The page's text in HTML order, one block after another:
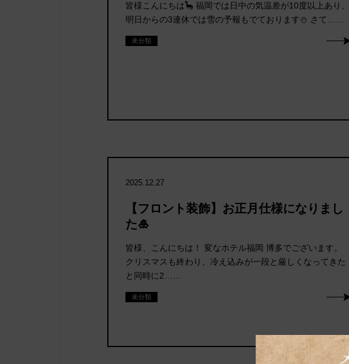
皆様こんにちは🦕 福岡では日中の気温差が10度以上あり、
明日からの3連休では雪の予報もでております⛄ さて……
未分類
2025.12.27
【フロント装飾】お正月仕様になりまし
た🎍
皆様、こんにちは！ 変なホテル福岡 博多でございます。
クリスマスも終わり、冷え込みが一段と厳しくなってきた
と同時に2……
未分類